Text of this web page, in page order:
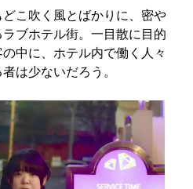
こ吹く風とばかりに、密や
ブホテル街。一目散に目的
中に、ホテル内で働く人々
は少ないだろう。